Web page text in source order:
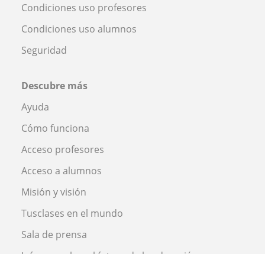
Condiciones uso profesores
Condiciones uso alumnos
Seguridad
Descubre más
Ayuda
Cómo funciona
Acceso profesores
Acceso a alumnos
Misión y visión
Tusclases en el mundo
Sala de prensa